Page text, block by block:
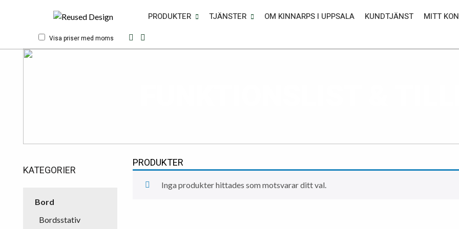
Visa priser med moms
PRODUKTER TJÄNSTER OM KINNARPS I UPPSALA KUNDTJÄNST MITT
KATEGORIER
Bord
Bordsstativ
PRODUKTER
Inga produkter hittades som motsvarar ditt val.